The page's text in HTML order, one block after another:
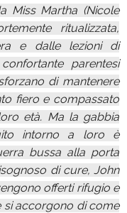
Miss Martha (Nicole
ritualizzata,
e dalle lezioni di
parentesi
di mantenere
fiero e compassato
età. Ma la gabbia
intorno a loro è
bussa alla porta
di cure, John
offerti rifugio e
si accorgono di come